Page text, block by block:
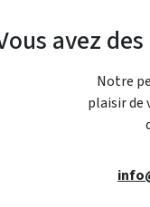
avez des
Notre
plaisir de